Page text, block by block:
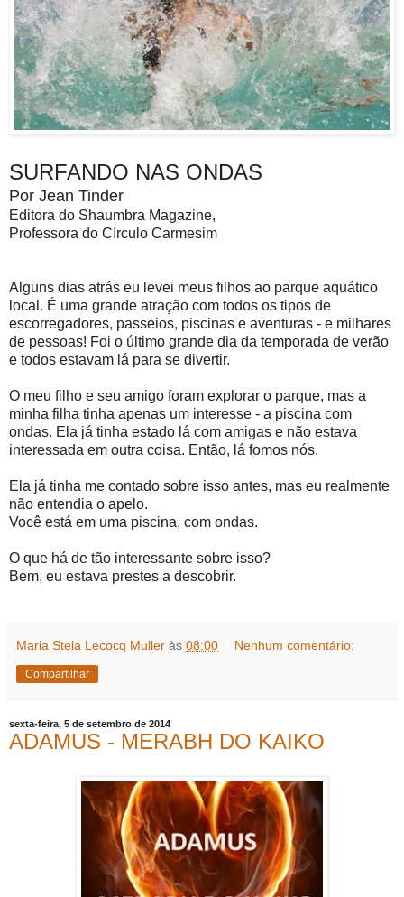
SURFANDO NAS ONDAS
Por Jean Tinder
Editora do Shaumbra Magazine,
Professora do Círculo Carmesim
Alguns dias atrás eu levei meus filhos ao parque aquático
local. É uma grande atração com todos os tipos de
escorregadores, passeios, piscinas e aventuras - e milhares
de pessoas! Foi o último grande dia da temporada de verão
e todos estavam lá para se divertir.
O meu filho e seu amigo foram explorar o parque, mas a
minha filha tinha apenas um interesse - a piscina com
ondas. Ela já tinha estado lá com amigas e não estava
interessada em outra coisa. Então, lá fomos nós.
Ela já tinha me contado sobre isso antes, mas eu realmente
não entendia o apelo.
Você está em uma piscina, com ondas.
O que há de tão interessante sobre isso?
Bem, eu estava prestes a descobrir.
Maria Stela Lecocq Muller às 08:00 Nenhum comentário:
Compartilhar
sexta-feira, 5 de setembro de 2014
ADAMUS - MERABH DO KAIKO